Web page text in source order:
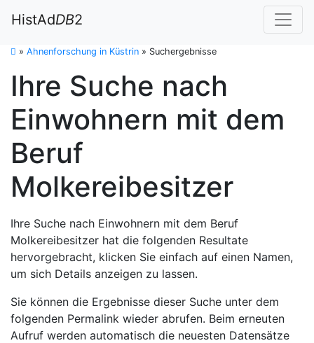
HistAdDB2
» Ahnenforschung in Küstrin » Suchergebnisse
Ihre Suche nach
Einwohnern mit dem
Beruf
Molkereibesitzer
Ihre Suche nach Einwohnern mit dem Beruf
Molkereibesitzer hat die folgenden Resultate
hervorgebracht, klicken Sie einfach auf einen Namen,
um sich Details anzeigen zu lassen.
Sie können die Ergebnisse dieser Suche unter dem
folgenden Permalink wieder abrufen. Beim erneuten
Aufruf werden automatisch die neuesten Datensätze